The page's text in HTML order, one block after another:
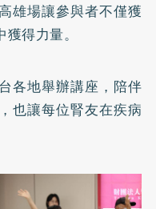
雄場讓參與者不僅獲
得力量。
各地舉辦講座，陪伴
也讓每位腎友在疾病